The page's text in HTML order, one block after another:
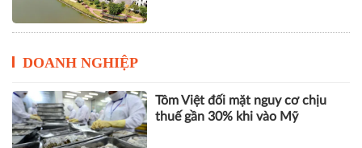
DOANH NGHIỆP
Tôm Việt đối mặt nguy cơ chịu
thuế gần 30% khi vào Mỹ